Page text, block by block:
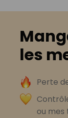
les
Perte
ou mes